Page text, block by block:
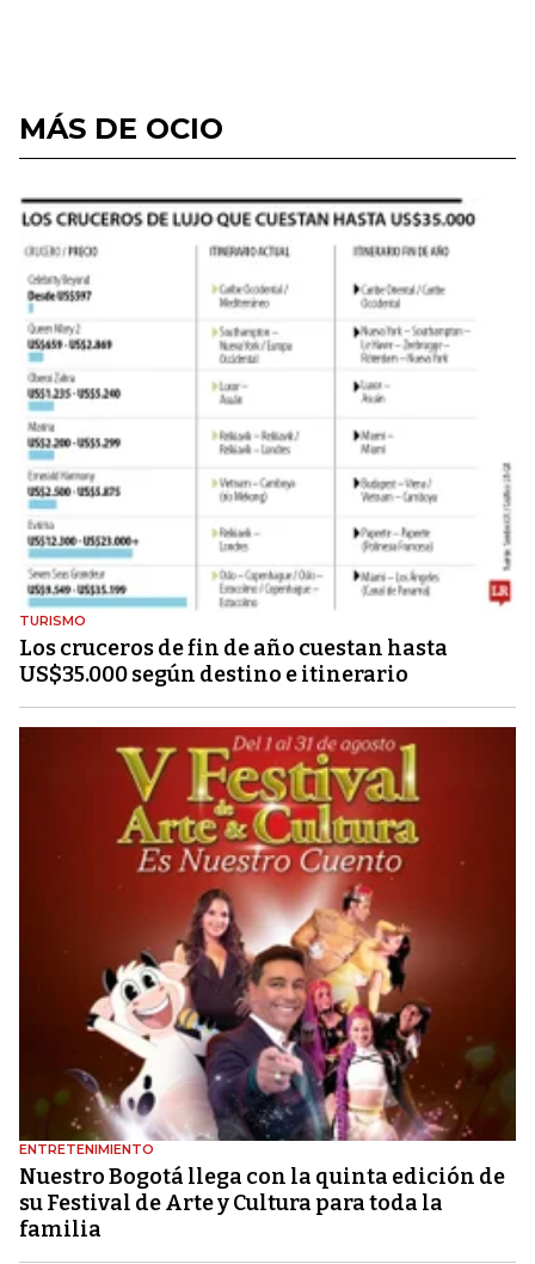
MÁS DE OCIO
TURISMO
Los cruceros de fin de año cuestan hasta
US$35.000 según destino e itinerario
ENTRETENIMIENTO
Nuestro Bogotá llega con la quinta edición de
su Festival de Arte y Cultura para toda la
familia